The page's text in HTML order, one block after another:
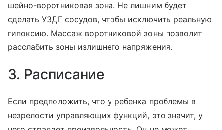
шейно-воротниковая зона. Не лишним будет
сделать УЗДГ сосудов, чтобы исключить реальную
гипоксию. Массаж воротниковой зоны позволит
расслабить зоны излишнего напряжения.
3. Расписание
Если предположить, что у ребенка проблемы в
незрелости управляющих функций, это значит, у